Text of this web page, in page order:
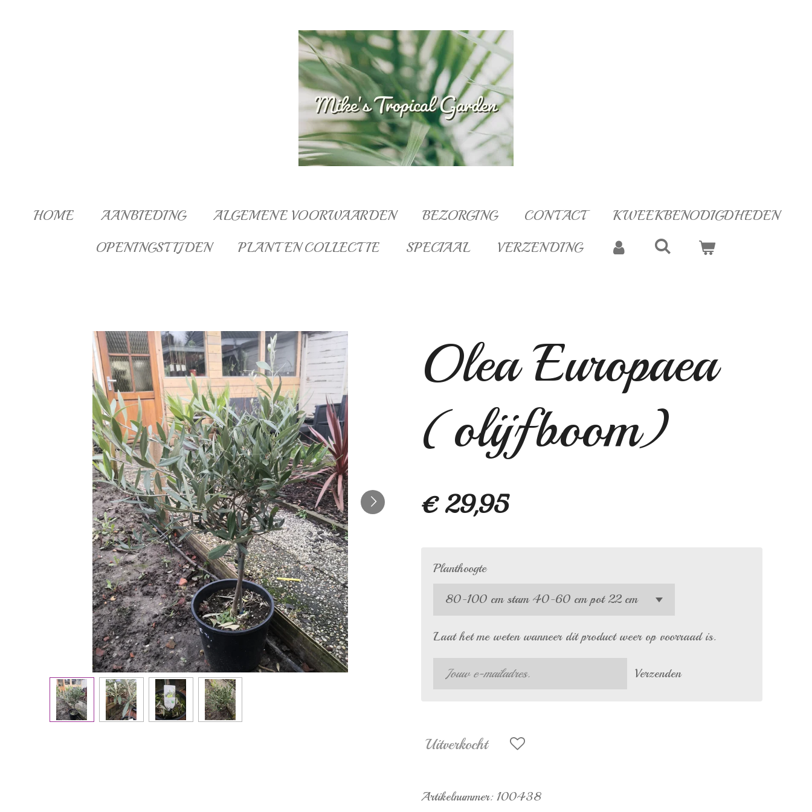
HOME AANBIEDING ALGEMENE VOORWAARDEN BEZORGING CONTACT KWEEKBENODIGDHEDEN
OPENINGSTIJDEN PLANTEN COLLECTIE SPECIAAL VERZENDING
Olea Europaea
(olijfboom)
€ 29,95
Planthoogte
Laat het me weten wanneer dit product weer op voorraad is.
Verzenden
Uitverkocht
Artikelnummer: 100438